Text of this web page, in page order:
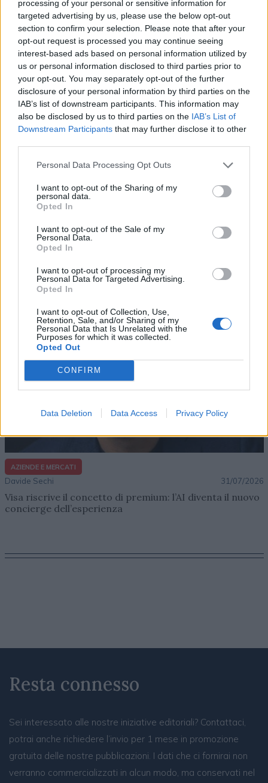
processing of your personal or sensitive information for
targeted advertising by us, please use the below opt-out
section to confirm your selection. Please note that after your
opt-out request is processed you may continue seeing
interest-based ads based on personal information utilized by
us or personal information disclosed to third parties prior to
your opt-out. You may separately opt-out of the further
disclosure of your personal information by third parties on the
IAB’s list of downstream participants. This information may
also be disclosed by us to third parties on the IAB’s List of
Downstream Participants that may further disclose it to other
Personal Data Processing Opt Outs
I want to opt-out of the Sharing of my
personal data.
Opted In
I want to opt-out of the Sale of my
Personal Data.
Opted In
I want to opt-out of processing my
Personal Data for Targeted Advertising.
Opted In
I want to opt-out of Collection, Use,
Retention, Sale, and/or Sharing of my
Personal Data that Is Unrelated with the
Purposes for which it was collected.
Opted Out
CONFIRM
Data Deletion Data Access Privacy Policy
Altri articoli che potrebbero piacerti
AZIENDE E MERCATI
Davide Sechi 31/07/2026
Lenush Saf costruisce un ecosistema tra creatività,
impresa e musica
AZIENDE E MERCATI
Davide Sechi 31/07/2026
Visa riscrive il concetto di premium: l’AI diventa il nuovo
concierge dell’esperienza
Resta connesso
Sei interessato alle nostre iniziative editoriali? Contattaci,
potrai anche richiedere l’invio per 1 mese in promozione
gratuita delle nostre pubblicazioni. I dati che ci fornirai non
verranno commercializzati in alcun modo, ma conservati nel